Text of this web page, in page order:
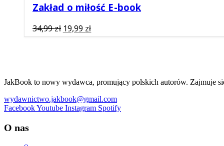
Zakład o miłość E-book
34,99zł Pierwotna
cena
19,99 złAktualna
cena
JakBook to nowy wydawca, promujący polskich autorów. Zajmuje
wydawnictwo.jakbook@gmail.com
FacebookYoutube Instagram Spotify
O nas